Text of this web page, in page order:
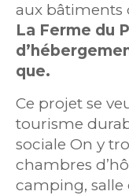
aux bâtiments
La Ferme du
que.
Ce projet se
tourisme
sociale On y
chambres
camping, salle